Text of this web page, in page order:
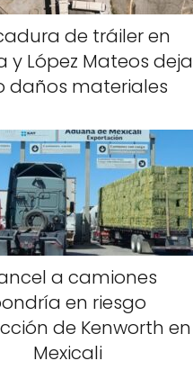
de tráiler en
y López Mateos deja
daños materiales
a camiones
en riesgo
de Kenworth en
Mexicali